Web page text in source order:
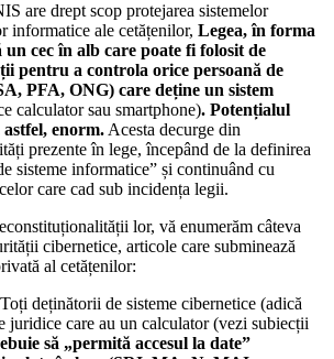
are drept scop protejarea sistemelor
informatice ale cetățenilor, Legea, în forma
cec în alb care poate fi folosit de
pentru a controla orice persoană de
PFA, ONG) care deține un sistem
calculator sau smartphone). Potențialul
enorm. Acesta decurge din
prezente în lege, începând de la definirea
sisteme informatice” și continuând cu
care cad sub incidența legii.
lor, vă enumerăm câteva
cibernetice, articole care subminează
al cetățenilor:
deținătorii de sisteme cibernetice (adică
juridice care au un calculator (vezi subiecții
să „permită accesul la date”